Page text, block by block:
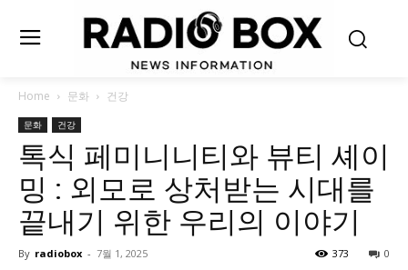
Home 문화 건강
문화 건강
톡식 페미니니티와 뷰티 셰이
밍 : 외모로 상처받는 시대를
끝내기 위한 우리의 이야기
By radiobox - 7월 1, 2025 0
373